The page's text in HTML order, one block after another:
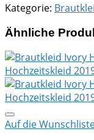
Kategorie:
Ähnliche
Auf die